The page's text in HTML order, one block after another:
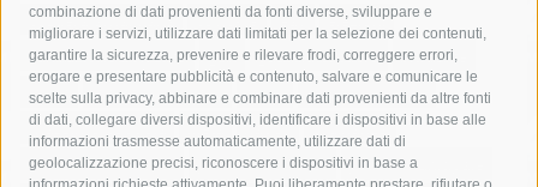
combinazione di dati provenienti da fonti diverse, sviluppare e
migliorare i servizi, utilizzare dati limitati per la selezione dei contenuti,
garantire la sicurezza, prevenire e rilevare frodi, correggere errori,
erogare e presentare pubblicità e contenuto, salvare e comunicare le
scelte sulla privacy, abbinare e combinare dati provenienti da altre fonti
di dati, collegare diversi dispositivi, identificare i dispositivi in base alle
informazioni trasmesse automaticamente, utilizzare dati di
geolocalizzazione precisi, riconoscere i dispositivi in base a
costiera amalfitana
covid-19 eav
elezioni
fondazione sorrento
gori guardia costiera
incidente
lavori
lorenzo balducelli mare
massa lubrense
massimo coppola
Meta napoli
ordinanza
penisola sorrentina
piano di sorrento polizia municipale